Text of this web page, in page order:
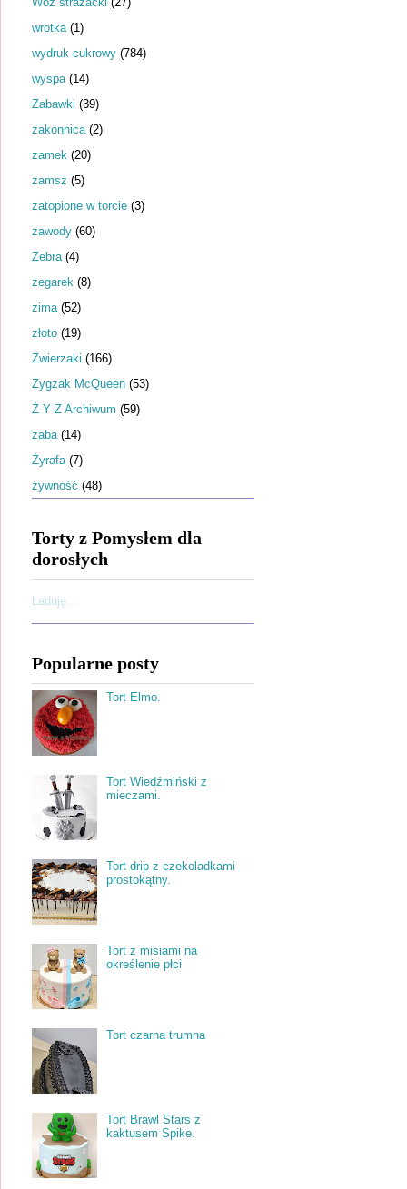
wrotka (1)
wydruk cukrowy (784)
wyspa (14)
Zabawki (39)
zakonnica (2)
zamek (20)
zamsz (5)
zatopione w torcie (3)
zawody (60)
Zebra (4)
zegarek (8)
zima (52)
złoto (19)
Zwierzaki (166)
Zygzak McQueen (53)
Ż Y Z Archiwum (59)
żaba (14)
Żyrafa (7)
żywność (48)
Torty z Pomysłem dla
dorosłych
Ładuję...
Popularne posty
Tort Elmo.
Tort Wiedźmiński z
mieczami.
Tort drip z czekoladkami
prostokątny.
Tort z misiami na
określenie płci
Tort czarna trumna
Tort Brawl Stars z
kaktusem Spike.